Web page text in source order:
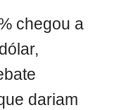
chegou a
dariam